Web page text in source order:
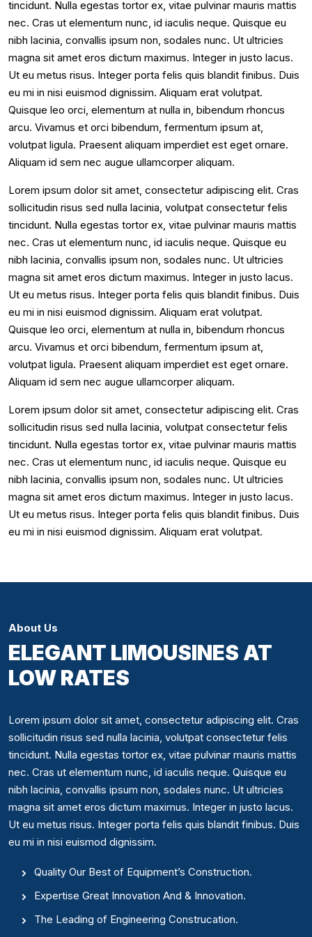
tincidunt. Nulla egestas tortor ex, vitae pulvinar mauris mattis
nec. Cras ut elementum nunc, id iaculis neque. Quisque eu
nibh lacinia, convallis ipsum non, sodales nunc. Ut ultricies
magna sit amet eros dictum maximus. Integer in justo lacus.
Ut eu metus risus. Integer porta felis quis blandit finibus. Duis
eu mi in nisi euismod dignissim. Aliquam erat volutpat.
Quisque leo orci, elementum at nulla in, bibendum rhoncus
arcu. Vivamus et orci bibendum, fermentum ipsum at,
volutpat ligula. Praesent aliquam imperdiet est eget ornare.
Aliquam id sem nec augue ullamcorper aliquam.
Lorem ipsum dolor sit amet, consectetur adipiscing elit. Cras
sollicitudin risus sed nulla lacinia, volutpat consectetur felis
tincidunt. Nulla egestas tortor ex, vitae pulvinar mauris mattis
nec. Cras ut elementum nunc, id iaculis neque. Quisque eu
nibh lacinia, convallis ipsum non, sodales nunc. Ut ultricies
magna sit amet eros dictum maximus. Integer in justo lacus.
Ut eu metus risus. Integer porta felis quis blandit finibus. Duis
eu mi in nisi euismod dignissim. Aliquam erat volutpat.
Quisque leo orci, elementum at nulla in, bibendum rhoncus
arcu. Vivamus et orci bibendum, fermentum ipsum at,
volutpat ligula. Praesent aliquam imperdiet est eget ornare.
Aliquam id sem nec augue ullamcorper aliquam.
Lorem ipsum dolor sit amet, consectetur adipiscing elit. Cras
sollicitudin risus sed nulla lacinia, volutpat consectetur felis
tincidunt. Nulla egestas tortor ex, vitae pulvinar mauris mattis
nec. Cras ut elementum nunc, id iaculis neque. Quisque eu
nibh lacinia, convallis ipsum non, sodales nunc. Ut ultricies
magna sit amet eros dictum maximus. Integer in justo lacus.
Ut eu metus risus. Integer porta felis quis blandit finibus. Duis
eu mi in nisi euismod dignissim. Aliquam erat volutpat.
About Us
ELEGANT LIMOUSINES AT
LOW RATES
Lorem ipsum dolor sit amet, consectetur adipiscing elit. Cras
sollicitudin risus sed nulla lacinia, volutpat consectetur felis
tincidunt. Nulla egestas tortor ex, vitae pulvinar mauris mattis
nec. Cras ut elementum nunc, id iaculis neque. Quisque eu
nibh lacinia, convallis ipsum non, sodales nunc. Ut ultricies
magna sit amet eros dictum maximus. Integer in justo lacus.
Ut eu metus risus. Integer porta felis quis blandit finibus. Duis
eu mi in nisi euismod dignissim.
Quality Our Best of Equipment’s Construction.
Expertise Great Innovation And & Innovation.
The Leading of Engineering Construcation.